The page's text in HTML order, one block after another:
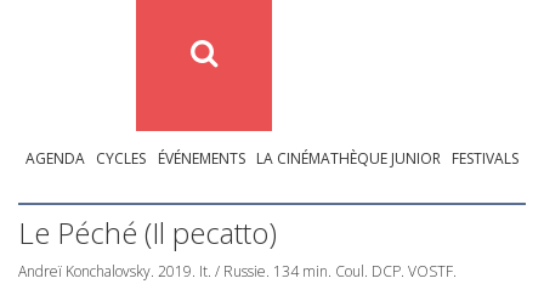
AGENDA CYCLES ÉVÉNEMENTS LA CINÉMATHÈQUE JUNIOR FESTIVALS
Le Péché (Il pecatto)
Andreï Konchalovsky. 2019. It. / Russie. 134 min. Coul. DCP. VOSTF.